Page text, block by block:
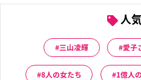
人
三山凌輝 愛子
8人の女たち 1億人